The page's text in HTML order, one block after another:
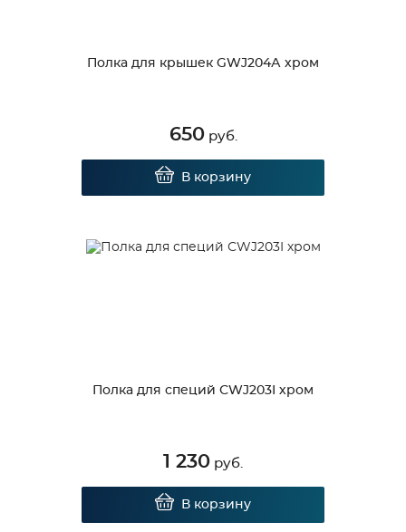
Полка для крышек GWJ204А хром
650руб.
В корзину
Полка для специй СWJ203I хром
1 230 руб.
В корзину